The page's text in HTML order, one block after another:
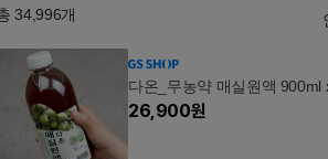
34,996개
다온_무농약 매실원액 900ml
26,900원